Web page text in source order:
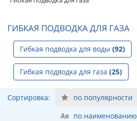
ГИБКАЯ ПОДВОДКА ДЛЯ ГАЗА
Гибкая подводка для воды (92)
Гибкая подводка для газа (25)
Сортировка:
по популярности
по наименованию